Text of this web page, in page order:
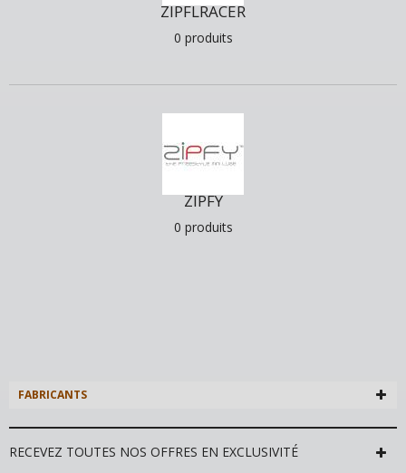
ZIPFLRACER
0 produits
ZIPFY
0 produits
FABRICANTS
RECEVEZ TOUTES NOS OFFRES EN EXCLUSIVITÉ